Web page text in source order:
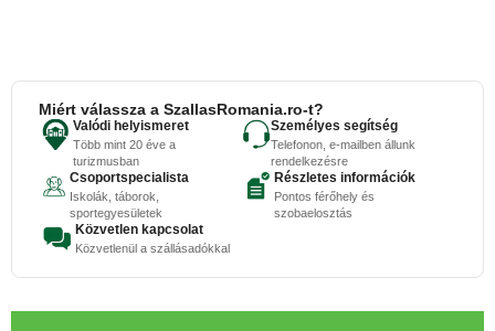
Miért válassza a SzallasRomania.ro-t?
Valódi helyismeret
Több mint 20 éve a
turizmusban
Személyes segítség
Telefonon, e-mailben állunk
rendelkezésre
Csoportspecialista
Iskolák, táborok,
sportegyesületek
Részletes információk
Pontos férőhely és
szobaelosztás
Közvetlen kapcsolat
Közvetlenül a szállásadókkal